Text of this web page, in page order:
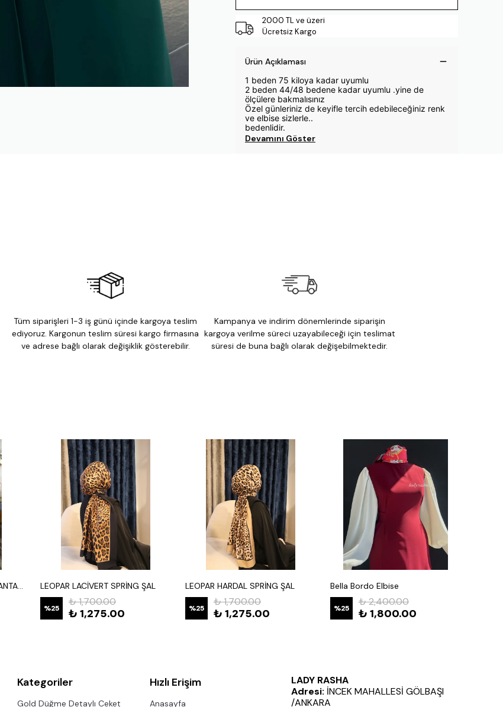
2000 TL ve üzeri
Ücretsiz Kargo
Ürün Açıklaması
1 beden 75 kiloya kadar uyumlu
2 beden 44/48 bedene kadar uyumlu .yine de
ölçülere bakmalısınız
Özel günleriniz de keyifle tercih edebileceğiniz renk
ve elbise sizlerle..
bedenlidir.
Devamını Göster
Tüm siparişleri 1-3 iş günü içinde kargoya teslim
ediyoruz. Kargonun teslim süresi kargo firmasına
ve adrese bağlı olarak değişiklik gösterebilir.
Kampanya ve indirim dönemlerinde siparişin
kargoya verilme süreci uzayabileceği için teslimat
süresi de buna bağlı olarak değişebilmektedir.
YIRTMAÇLI SCUBA BEYAZ PANTALON LEOPAR LACİVERT SPRİNG ŞAL
%25
₺ 1,700.00
₺ 1,275.00
LEOPAR HARDAL SPRİNG ŞAL
%25
₺ 1,700.00
₺ 1,275.00
Bella Bordo Elbise
%25
₺ 2,400.00
₺ 1,800.00
Kategoriler
Gold Düğme Detaylı Ceket
Hızlı Erişim
Anasayfa
LADY RASHA
Adresi: İNCEK MAHALLESİ GÖLBAŞI
/ANKARA